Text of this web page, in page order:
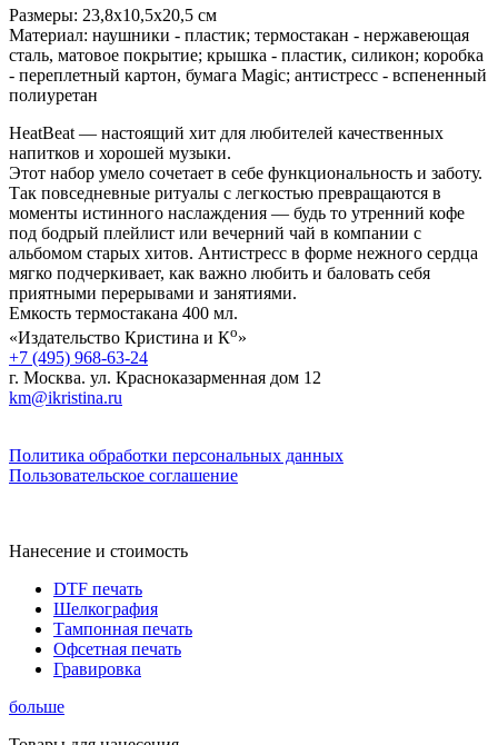
Размеры: 23,8х10,5х20,5 см
Материал: наушники - пластик; термостакан - нержавеющая
сталь, матовое покрытие; крышка - пластик, силикон; коробка
- переплетный картон, бумага Magic; антистресс - вспененный
полиуретан
HeatBeat — настоящий хит для любителей качественных
напитков и хорошей музыки.
Этот набор умело сочетает в себе функциональность и заботу.
Так повседневные ритуалы с легкостью превращаются в
моменты истинного наслаждения — будь то утренний кофе
под бодрый плейлист или вечерний чай в компании с
альбомом старых хитов. Антистресс в форме нежного сердца
мягко подчеркивает, как важно любить и баловать себя
приятными перерывами и занятиями.
Емкость термостакана 400 мл.
«Издательство Кристина и Ко»
+7 (495) 968-63-24
г. Москва. ул. Красноказарменная дом 12
km@ikristina.ru
Политика обработки персональных данных
Пользовательское соглашение
Нанесение и стоимость
DTF печать
Шелкография
Тампонная печать
Офсетная печать
Гравировка
больше